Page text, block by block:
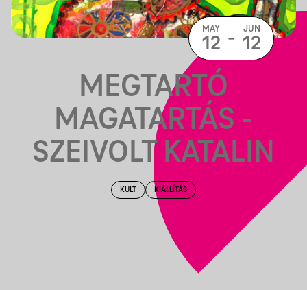
MEGTARTÓ
MAGATARTÁS -
SZEIVOLT KATALIN
KULT KIÁLLÍTÁS
MAY
12 - JUN
12